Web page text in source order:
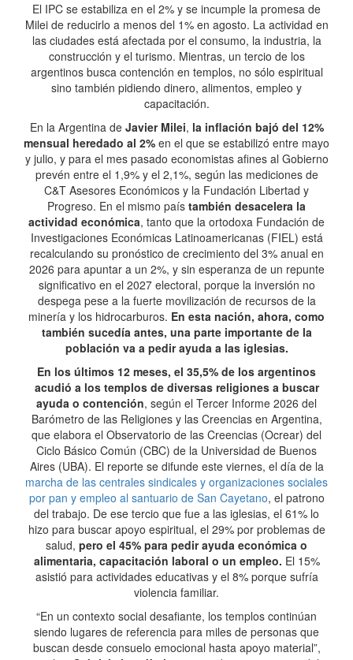
El IPC se estabiliza en el 2% y se incumple la promesa de
Milei de reducirlo a menos del 1% en agosto. La actividad en
las ciudades está afectada por el consumo, la industria, la
construcción y el turismo. Mientras, un tercio de los
argentinos busca contención en templos, no sólo espiritual
sino también pidiendo dinero, alimentos, empleo y
capacitación.
En la Argentina de Javier Milei, la inflación bajó del 12%
mensual heredado al 2% en el que se estabilizó entre mayo
y julio, y para el mes pasado economistas afines al Gobierno
prevén entre el 1,9% y el 2,1%, según las mediciones de
C&T Asesores Económicos y la Fundación Libertad y
Progreso. En el mismo país también desacelera la
actividad económica, tanto que la ortodoxa Fundación de
Investigaciones Económicas Latinoamericanas (FIEL) está
recalculando su pronóstico de crecimiento del 3% anual en
2026 para apuntar a un 2%, y sin esperanza de un repunte
significativo en el 2027 electoral, porque la inversión no
despega pese a la fuerte movilización de recursos de la
minería y los hidrocarburos. En esta nación, ahora, como
también sucedía antes, una parte importante de la
población va a pedir ayuda a las iglesias.
En los últimos 12 meses, el 35,5% de los argentinos
acudió a los templos de diversas religiones a buscar
ayuda o contención, según el Tercer Informe 2026 del
Barómetro de las Religiones y las Creencias en Argentina,
que elabora el Observatorio de las Creencias (Ocrear) del
Ciclo Básico Común (CBC) de la Universidad de Buenos
Aires (UBA). El reporte se difunde este viernes, el día de la
marcha de las centrales sindicales y organizaciones sociales
por pan y empleo al santuario de San Cayetano, el patrono
del trabajo. De ese tercio que fue a las iglesias, el 61% lo
hizo para buscar apoyo espiritual, el 29% por problemas de
salud, pero el 45% para pedir ayuda económica o
alimentaria, capacitación laboral o un empleo. El 15%
asistió para actividades educativas y el 8% porque sufría
violencia familiar.
“En un contexto social desafiante, los templos continúan
siendo lugares de referencia para miles de personas que
buscan desde consuelo emocional hasta apoyo material”,